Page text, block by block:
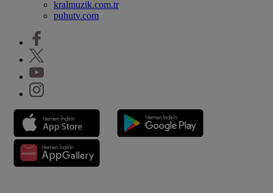
kralmuzik.com.tr
puhutv.com